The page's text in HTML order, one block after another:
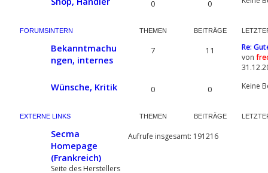
0 0
FORUMSINTERN THEMEN BEITRÄGE
Bekanntmachu
ngen, internes
7 11
Re:
von
Wünsche, Kritik 0 0 Keine
EXTERNE LINKS THEMEN BEITRÄGE
Secma
Homepage
(Frankreich)
Seite des Herstellers
Aufrufe insgesamt: 191216